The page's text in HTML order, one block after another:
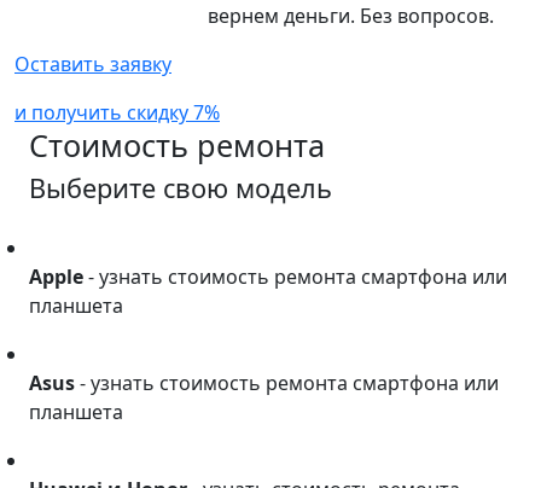
вернем деньги. Без вопросов.
Оставить заявку
и получить скидку 7%
Стоимость ремонта
Выберите свою модель
Apple- узнать стоимость ремонта смартфона или
планшета
Asus- узнать стоимость ремонта смартфона или
планшета